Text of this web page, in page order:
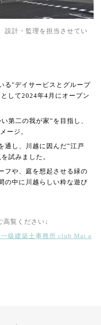
設計・監理を担当させてい
る"デイサービスとグループ
して2024年4月にオープン
第二の我が家” を目指し、
ージ。
通し、川越に因んだ”江戸
試みました。
フや、庭を想起させる緑の
の中に川越らしい粋な遊び
高覧ください↓
級建築士事務所 club Mai a